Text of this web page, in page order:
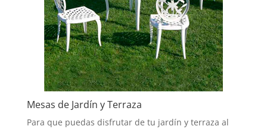
Mesas de Jardín y Terraza
Para que puedas disfrutar de tu jardín y terraza al